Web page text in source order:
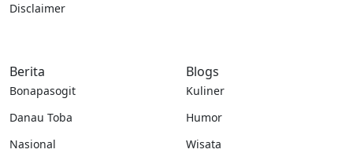
Disclaimer
Berita
Bonapasogit
Danau Toba
Nasional
Blogs
Kuliner
Humor
Wisata